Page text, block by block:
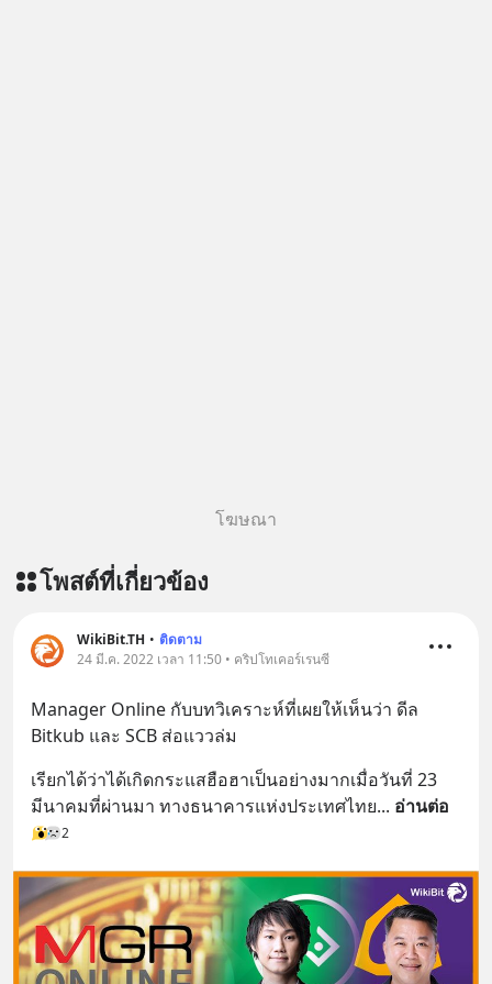
โฆษณา
โพสต์ที่เกี่ยวข้อง
WikiBit.TH • ติดตาม
24 มี.ค. 2022 เวลา 11:50 • คริปโทเคอร์เรนซี
Manager Online กับบทวิเคราะห์ที่เผยให้เห็นว่า ดีล
Bitkub และ SCB ส่อแววล่ม
เรียกได้ว่าได้เกิดกระแสฮือฮาเป็นอย่างมากเมื่อวันที่ 23
มีนาคมที่ผ่านมา ทางธนาคารแห่งประเทศไทย... อ่านต่อ
2